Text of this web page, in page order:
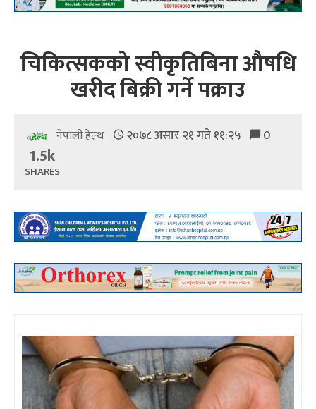
चिकित्सकको स्वीकृतिबिना औषधि
खरीद बिक्री गर्ने पक्राउ
नेपाली हेल्थ २०७८ असार २१ गते ११:२५ 0
1.5k
SHARES